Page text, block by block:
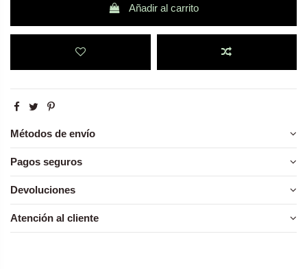
Añadir al carrito
Métodos de envío
Pagos seguros
Devoluciones
Atención al cliente